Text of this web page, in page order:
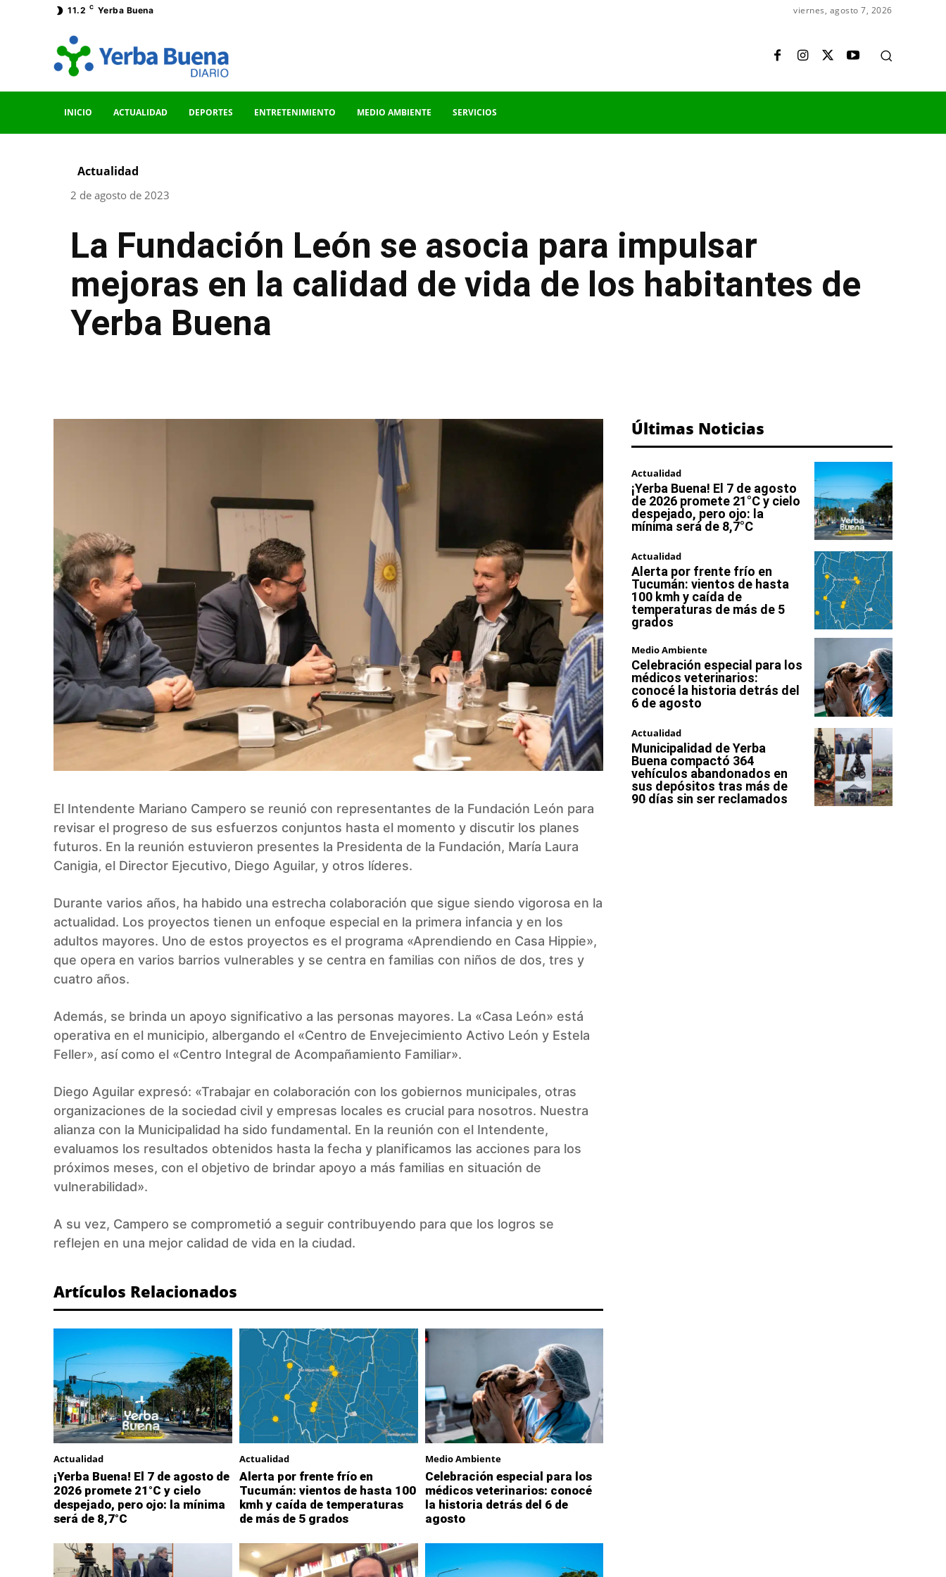
11.2 C Yerba Buena viernes, agosto 7, 2026
INICIO ACTUALIDAD DEPORTES ENTRETENIMIENTO MEDIO AMBIENTE SERVICIOS
Actualidad
2 de agosto de 2023
La Fundación León se asocia para impulsar
mejoras en la calidad de vida de los habitantes de
Yerba Buena
El Intendente Mariano Campero se reunió con representantes de la Fundación León para
revisar el progreso de sus esfuerzos conjuntos hasta el momento y discutir los planes
futuros. En la reunión estuvieron presentes la Presidenta de la Fundación, María Laura
Canigia, el Director Ejecutivo, Diego Aguilar, y otros líderes.
Durante varios años, ha habido una estrecha colaboración que sigue siendo vigorosa en la
actualidad. Los proyectos tienen un enfoque especial en la primera infancia y en los
adultos mayores. Uno de estos proyectos es el programa «Aprendiendo en Casa Hippie»,
que opera en varios barrios vulnerables y se centra en familias con niños de dos, tres y
cuatro años.
Además, se brinda un apoyo significativo a las personas mayores. La «Casa León» está
operativa en el municipio, albergando el «Centro de Envejecimiento Activo León y Estela
Feller», así como el «Centro Integral de Acompañamiento Familiar».
Diego Aguilar expresó: «Trabajar en colaboración con los gobiernos municipales, otras
organizaciones de la sociedad civil y empresas locales es crucial para nosotros. Nuestra
alianza con la Municipalidad ha sido fundamental. En la reunión con el Intendente,
evaluamos los resultados obtenidos hasta la fecha y planificamos las acciones para los
próximos meses, con el objetivo de brindar apoyo a más familias en situación de
vulnerabilidad».
A su vez, Campero se comprometió a seguir contribuyendo para que los logros se
reflejen en una mejor calidad de vida en la ciudad.
Artículos Relacionados
Actualidad
¡Yerba Buena! El 7 de agosto de
2026 promete 21°C y cielo
despejado, pero ojo: la mínima
será de 8,7°C
Actualidad
Alerta por frente frío en
Tucumán: vientos de hasta 100
kmh y caída de temperaturas
de más de 5 grados
Medio Ambiente
Celebración especial para los
médicos veterinarios: conocé
la historia detrás del 6 de
agosto
Últimas Noticias
Actualidad
¡Yerba Buena! El 7 de agosto
de 2026 promete 21°C y cielo
despejado, pero ojo: la
mínima será de 8,7°C
Actualidad
Alerta por frente frío en
Tucumán: vientos de hasta
100 kmh y caída de
temperaturas de más de 5
grados
Medio Ambiente
Celebración especial para los
médicos veterinarios:
conocé la historia detrás del
6 de agosto
Actualidad
Municipalidad de Yerba
Buena compactó 364
vehículos abandonados en
sus depósitos tras más de
90 días sin ser reclamados